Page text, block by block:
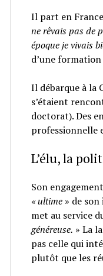
Il part en
ne rêvais pas de
époque je vivais
d’une
Il débarque à la
s’étaient
doctorat). Des
professionnelle
L’élu, la
Son
« ultime» de son
met au service
généreuse. » La
pas celle qui
plutôt que les